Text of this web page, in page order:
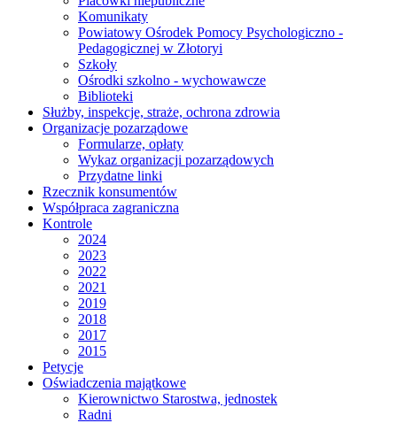
Komunikaty
Powiatowy Ośrodek Pomocy Psychologiczno -
Pedagogicznej w Złotoryi
Szkoły
Ośrodki szkolno - wychowawcze
Biblioteki
Służby, inspekcje, straże, ochrona zdrowia
Organizacje pozarządowe
Formularze, opłaty
Wykaz organizacji pozarządowych
Przydatne linki
Rzecznik konsumentów
Współpraca zagraniczna
Kontrole
2024
2023
2022
2021
2019
2018
2017
2015
Petycje
Oświadczenia majątkowe
Kierownictwo Starostwa, jednostek
Radni